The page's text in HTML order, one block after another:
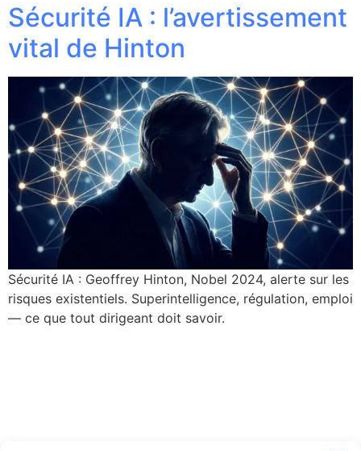
Sécurité IA : l’avertissement
vital de Hinton
Sécurité IA : Geoffrey Hinton, Nobel 2024, alerte sur les
risques existentiels. Superintelligence, régulation, emploi
— ce que tout dirigeant doit savoir.